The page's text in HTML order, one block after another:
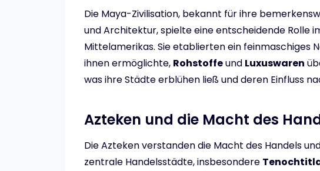
Die Maya-Zivilisation, bekannt für ihre
und Architektur, spielte eine entscheidende Rolle
Mittelamerikas. Sie etablierten ein feinmaschiges
ihnen ermöglichte, Rohstoffeund Luxuswaren
was ihre Städte erblühen ließ und deren Einfluss
Azteken und die Macht des
Die Azteken verstanden die Macht des Handels
zentrale Handelsstädte, insbesondere